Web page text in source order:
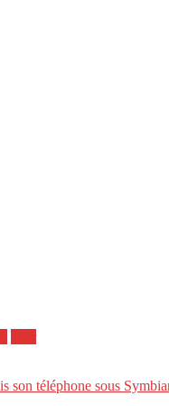
son téléphone sous